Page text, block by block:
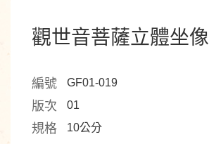
觀世音菩薩立體坐像
編號 GF01-019
版次 01
規格 10公分